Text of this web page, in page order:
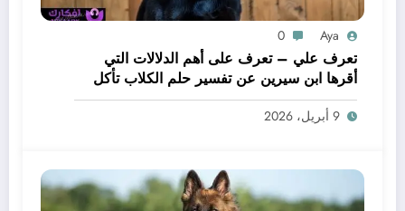
Aya
0
تعرف علي – تعرف على أهم الدلالات التي
أقرها ابن سيرين عن تفسير حلم الكلاب تأكل
لحم – بالتفصيل
9 أبريل، 2026